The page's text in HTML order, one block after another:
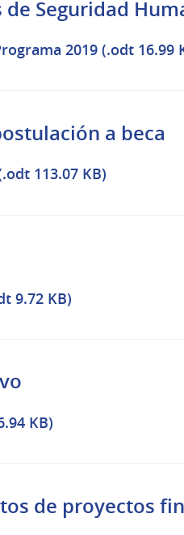
Seguridad
2019 (.odt 16.99
a beca
113.07 KB)
9.72 KB)
KB)
de proyectos